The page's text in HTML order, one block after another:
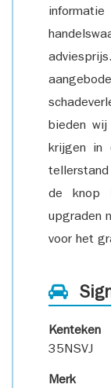
bieden
krijgen in
de knop
upgraden
voor het
Kenteken
35NSVJ
Merk